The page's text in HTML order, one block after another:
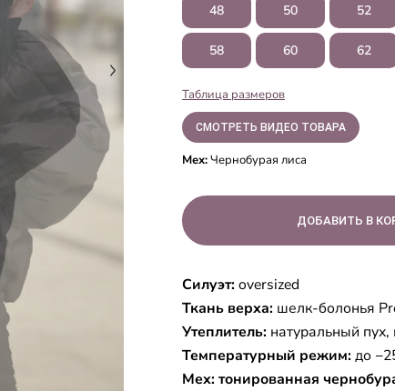
48 50 52
58 60 62
Таблица размеров
СМОТРЕТЬ ВИДЕО ТОВАРА
Мех:Чернобурая лиса
Силуэт: oversized
Ткань верха: шелк-болонья
Утеплитель: натуральный пух,
Температурный режим: до
Мех: тонированная